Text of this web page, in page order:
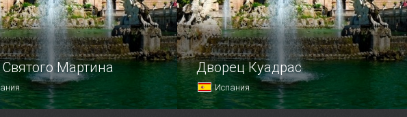
Мартина Дворец Куадрас
Испания